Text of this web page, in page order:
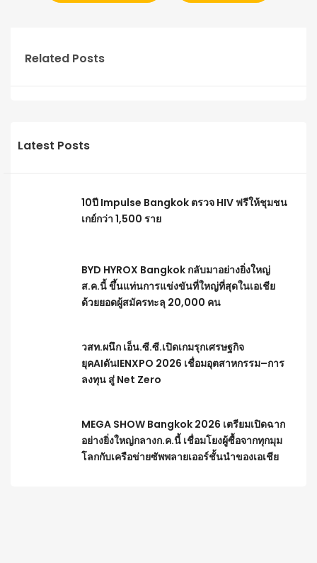
Related Posts
Latest Posts
10ปี Impulse Bangkok ตรวจ HIV ฟรีให้ชุมชน
เกย์กว่า 1,500 ราย
BYD HYROX Bangkok กลับมาอย่างยิ่งใหญ่
ส.ค.นี้ ขึ้นแท่นการแข่งขันที่ใหญ่ที่สุดในเอเชีย
ด้วยยอดผู้สมัครทะลุ 20,000 คน
วสท.ผนึก เอ็น.ซี.ซี.เปิดเกมรุกเศรษฐกิจ
ยุคAIดันIENXPO 2026 เชื่อมอุตสาหกรรม–การ
ลงทุน สู่ Net Zero
MEGA SHOW Bangkok 2026 เตรียมเปิดฉาก
อย่างยิ่งใหญ่กลางก.ค.นี้ เชื่อมโยงผู้ซื้อจากทุกมุม
โลกกับเครือข่ายซัพพลายเออร์ชั้นนำของเอเชีย